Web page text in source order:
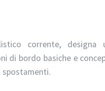
corrente, designa
di bordo basiche e
spostamenti.